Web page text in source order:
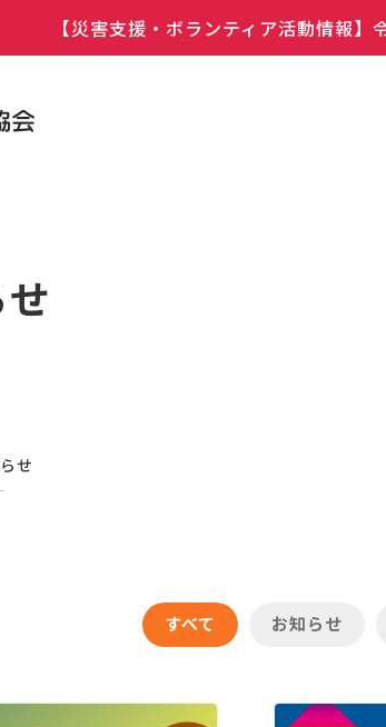
【災害支援・ボランティア活動情報
せ
すべて お知らせ